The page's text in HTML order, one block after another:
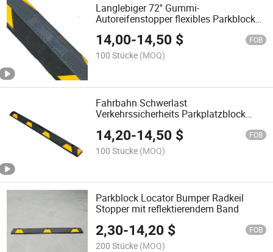
Langlebiger 72'' Gummi-
Autoreifenstopper flexibles Parkblock
14,00-14,50 $ FOB
100 Stücke (MOQ)
Fahrbahn Schwerlast
Verkehrssicherheits Parkplatzblock
14,20-14,50 $ FOB
100 Stücke (MOQ)
Parkblock Locator Bumper Radkeil
Stopper mit reflektierendem Band
2,30-14,20 $ FOB
200 Stücke (MOQ)